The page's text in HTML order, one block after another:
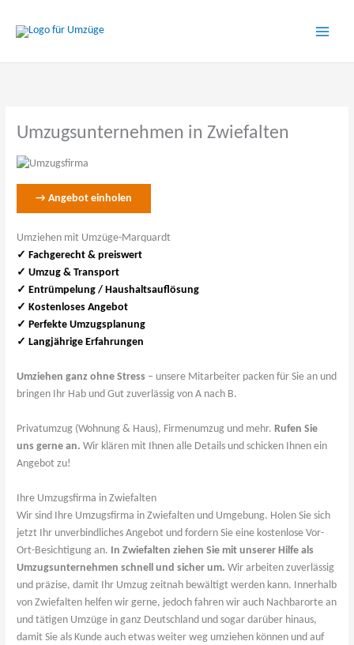
Inhalt
Umzugsunternehmen in Zwiefalten
→ Angebot einholen
Umziehen mit Umzüge-Marquardt
✓ Fachgerecht & preiswert
✓ Umzug & Transport
✓ Entrümpelung / Haushaltsauflösung
✓ Kostenloses Angebot
✓ Perfekte Umzugsplanung
✓ Langjährige Erfahrungen
Umziehen ganz ohne Stress – unsere Mitarbeiter packen für Sie an und
bringen Ihr Hab und Gut zuverlässig von A nach B.
Privatumzug (Wohnung & Haus), Firmenumzug und mehr. Rufen Sie
uns gerne an. Wir klären mit Ihnen alle Details und schicken Ihnen ein
Angebot zu!
Ihre Umzugsfirma in Zwiefalten
Wir sind Ihre Umzugsfirma in Zwiefalten und Umgebung. Holen Sie sich
jetzt Ihr unverbindliches Angebot und fordern Sie eine kostenlose Vor-
Ort-Besichtigung an.
In Zwiefalten ziehen Sie mit unserer Hilfe als
Umzugsunternehmen schnell und sicher um. Wir arbeiten zuverlässig
und präzise, damit Ihr Umzug zeitnah bewältigt werden kann. Innerhalb
von Zwiefalten helfen wir gerne, jedoch fahren wir auch Nachbarorte an
und tätigen Umzüge in ganz Deutschland und sogar darüber hinaus,
damit Sie als Kunde auch etwas weiter weg umziehen können und auf